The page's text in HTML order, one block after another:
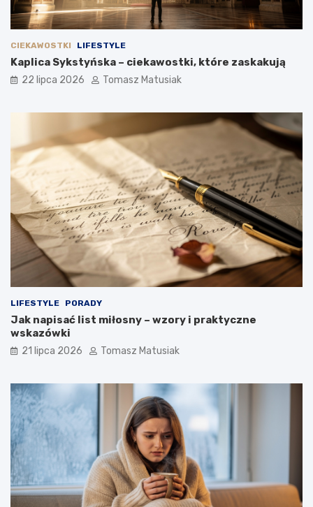
CIEKAWOSTKI LIFESTYLE
Kaplica Sykstyńska – ciekawostki, które zaskakują
22 lipca 2026 Tomasz Matusiak
LIFESTYLE PORADY
Jak napisać list miłosny – wzory i praktyczne
wskazówki
21 lipca 2026 Tomasz Matusiak